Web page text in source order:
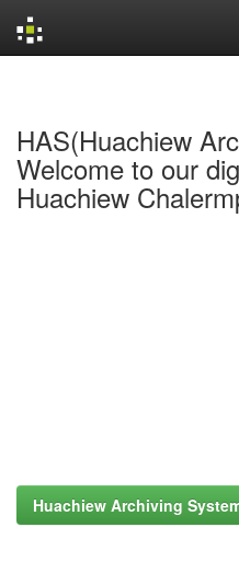
HAS(Huachiew
Welcome to our
Huachiew
Huachiew Archiving